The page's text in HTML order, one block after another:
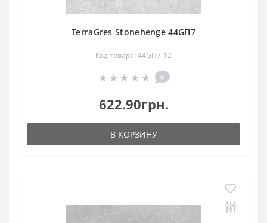
TerraGres Stonehenge 44GП7
Код товара: 44GП7-12
0
622.90грн.
В КОРЗИНУ